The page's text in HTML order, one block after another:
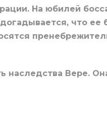
На юбилей
что
Вере.